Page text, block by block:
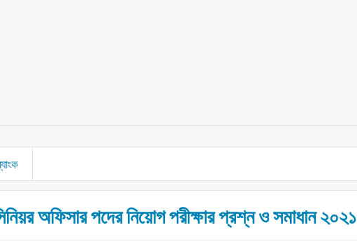
অফিসার পদের নিয়োগ পরীক্ষার প্রশ্ন ও সমাধান ২০২১